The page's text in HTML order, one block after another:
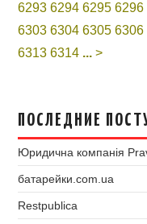
6293 6294 6295 6296
6303 6304 6305 6306
6313 6314 ... >
ПОСЛЕДНИЕ
Юридична компанія
батарейки.com.ua
Restpublica